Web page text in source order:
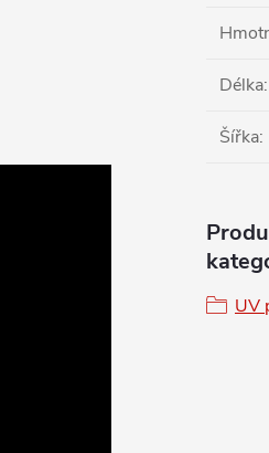
Délka:
Šířka:
UV